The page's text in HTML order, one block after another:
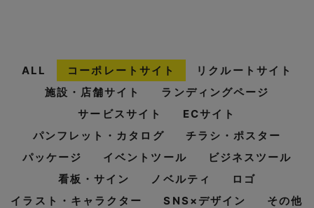
ALL コーポレートサイト
リクルートサイト
施設・店舗サイト
ランディングページ
サービスサイト
ECサイト
パンフレット・カタログ
チラシ・ポスター
パッケージ
イベントツール
ビジネスツール
看板・サイン
ノベルティ
ロゴ
イラスト・キャラクター
SNS×デザイン
その他